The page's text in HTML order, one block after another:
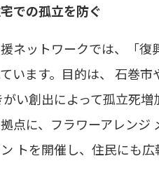
での孤立を防ぐ
ネットワークでは、「復
います。目的は、 石巻
い創出によって孤立死
点に、フラワーアレン
トを開催し、住民にも